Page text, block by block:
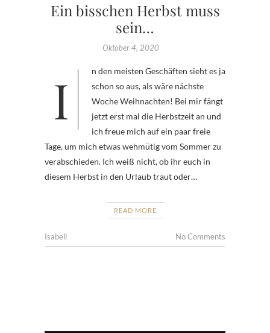
Ein bisschen Herbst muss
sein…
Oktober 4, 2020
In den meisten Geschäften sieht es ja
schon so aus, als wäre nächste
Woche Weihnachten! Bei mir fängt
jetzt erst mal die Herbstzeit an und
ich freue mich auf ein paar freie
Tage, um mich etwas wehmütig vom Sommer zu
verabschieden. Ich weiß nicht, ob ihr euch in
diesem Herbst in den Urlaub traut oder…
READ MORE
Isabell No Comments